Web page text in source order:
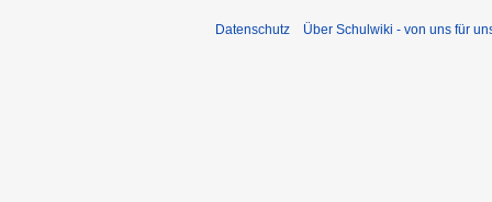
Datenschutz Über Schulwiki - von uns für